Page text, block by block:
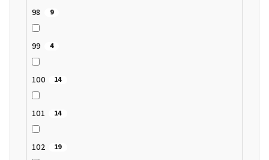
98 9
99 4
100 14
101 14
102 19